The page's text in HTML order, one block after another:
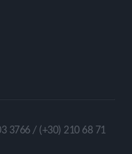
3766 / (+30) 210 68 71